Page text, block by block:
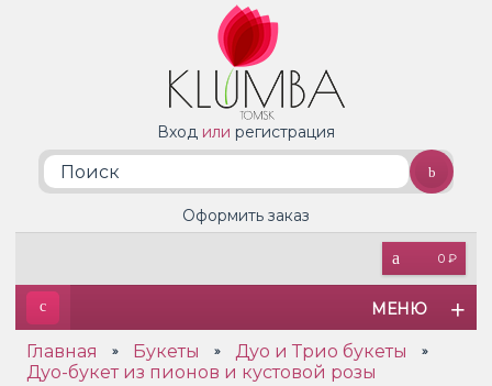
Вход или регистрация
0 ₽
Оформить заказ
МЕНЮ
Главная » Букеты » Дуо и Трио букеты »
Дуо-букет из пионов и кустовой розы